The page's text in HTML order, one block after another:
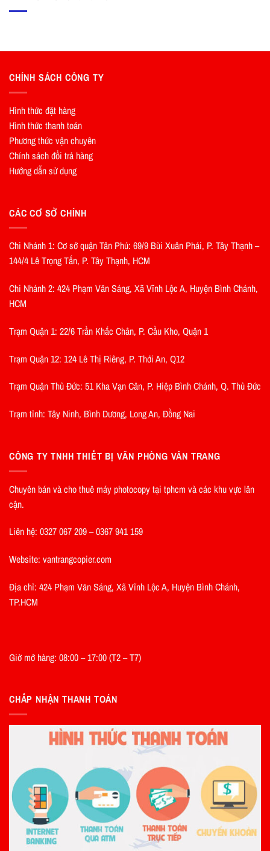
CHÍNH SÁCH CÔNG TY
Hình thức đặt hàng
Hình thức thanh toán
Phương thức vận chuyên
Chính sách đổi trả hàng
Hướng dẫn sử dụng
CÁC CƠ SỞ CHÍNH
Chi Nhánh 1: Cơ sở quận Tân Phú: 69/9 Bùi Xuân Phái, P. Tây Thạnh –
144/4 Lê Trọng Tấn, P. Tây Thạnh, HCM
Chi Nhánh 2: 424 Phạm Văn Sáng, Xã Vĩnh Lộc A, Huyện Bình Chánh,
HCM
Trạm Quận 1: 22/6 Trần Khắc Chân, P. Cầu Kho, Quận 1
Trạm Quận 12: 124 Lê Thị Riêng, P. Thới An, Q12
Trạm Quận Thủ Đức: 51 Kha Vạn Cân, P. Hiệp Bình Chánh, Q. Thủ Đức
Trạm tỉnh: Tây Ninh, Bình Dương, Long An, Đồng Nai
CÔNG TY TNHH THIẾT BỊ VĂN PHÒNG VÂN TRANG
Chuyên bán và cho thuê máy photocopy tại tphcm và các khu vực lân
cận.
Liên hệ: 0327 067 209 – 0367 941 159
Website: vantrangcopier.com
Địa chỉ: 424 Phạm Văn Sáng, Xã Vĩnh Lộc A, Huyện Bình Chánh,
TP.HCM
Giờ mở hàng: 08:00 – 17:00 (T2 – T7)
CHẤP NHẬN THANH TOÁN